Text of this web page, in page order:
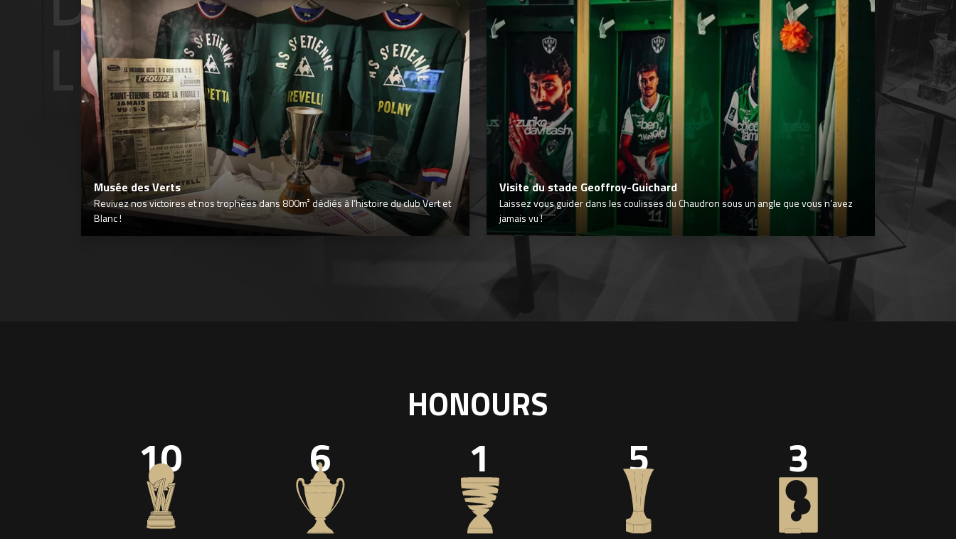
Musée des Verts
Revivez nos victoires et nos trophées dans 800m² dédiés à l’histoire du club Vert et
Blanc !
Visite du stade Geoffroy-Guichard
Laissez vous guider dans les coulisses du Chaudron sous un angle que vous n’avez
jamais vu !
HONOURS
10 6 1 5 3